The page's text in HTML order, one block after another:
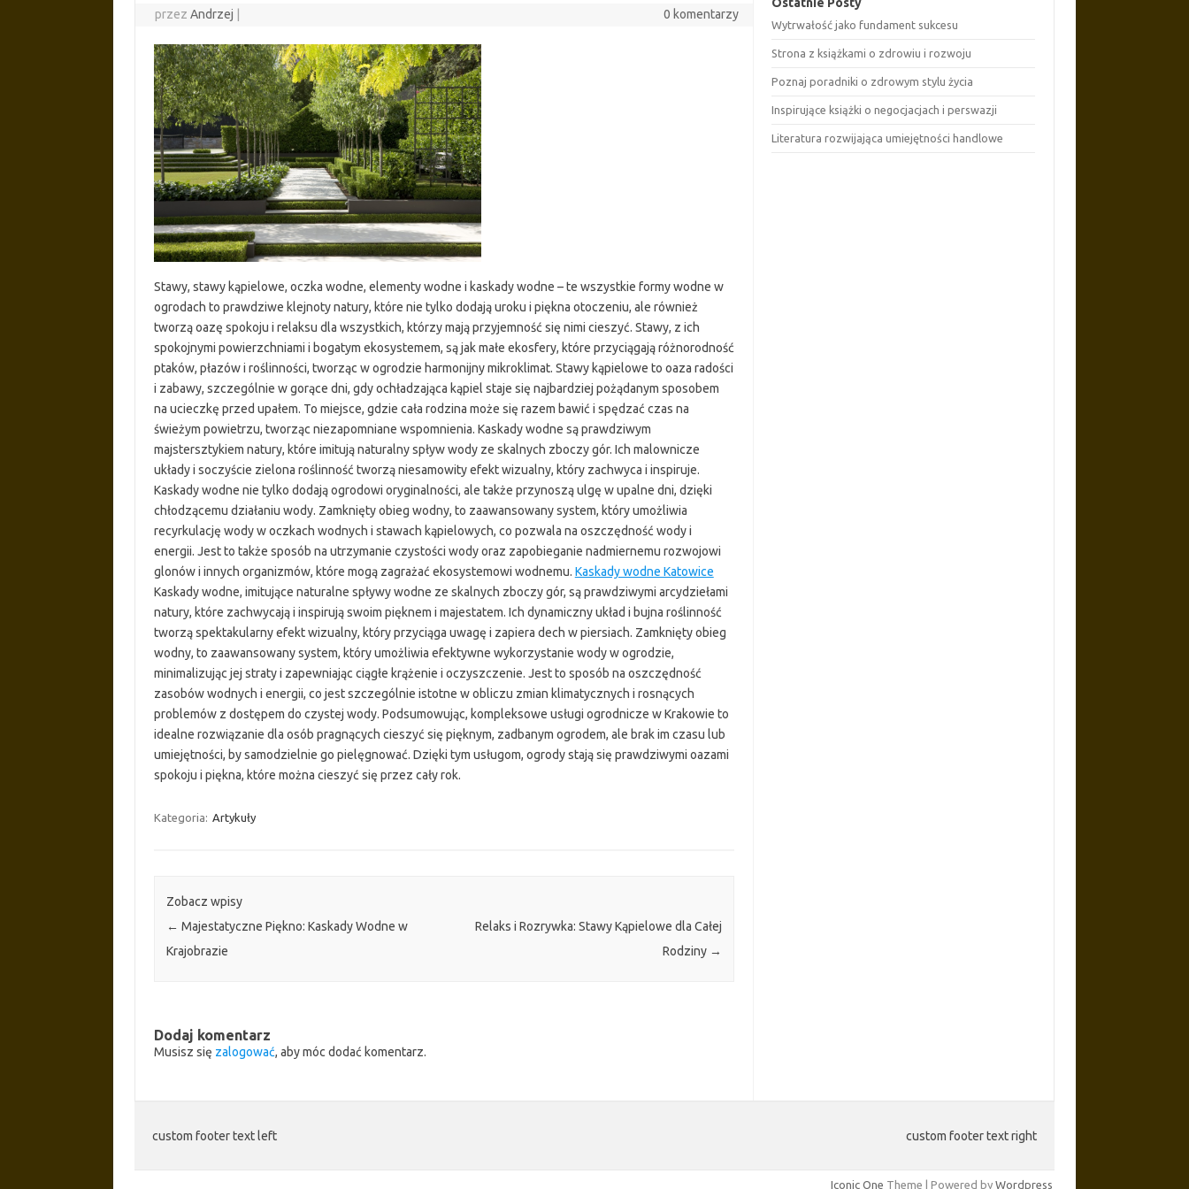
przezAndrzej 0 komentarzy
Stawy, stawy kąpielowe, oczka wodne, elementy wodne i kaskady wodne – te wszystkie formy wodne w
ogrodach to prawdziwe klejnoty natury, które nie tylko dodają uroku i piękna otoczeniu, ale również
tworzą oazę spokoju i relaksu dla wszystkich, którzy mają przyjemność się nimi cieszyć. Stawy, z ich
spokojnymi powierzchniami i bogatym ekosystemem, są jak małe ekosfery, które przyciągają różnorodność
ptaków, płazów i roślinności, tworząc w ogrodzie harmonijny mikroklimat. Stawy kąpielowe to oaza radości
i zabawy, szczególnie w gorące dni, gdy ochładzająca kąpiel staje się najbardziej pożądanym sposobem
na ucieczkę przed upałem. To miejsce, gdzie cała rodzina może się razem bawić i spędzać czas na
świeżym powietrzu, tworząc niezapomniane wspomnienia. Kaskady wodne są prawdziwym
majstersztykiem natury, które imitują naturalny spływ wody ze skalnych zboczy gór. Ich malownicze
układy i soczyście zielona roślinność tworzą niesamowity efekt wizualny, który zachwyca i inspiruje.
Kaskady wodne nie tylko dodają ogrodowi oryginalności, ale także przynoszą ulgę w upalne dni, dzięki
chłodzącemu działaniu wody. Zamknięty obieg wodny, to zaawansowany system, który umożliwia
recyrkulację wody w oczkach wodnych i stawach kąpielowych, co pozwala na oszczędność wody i
energii. Jest to także sposób na utrzymanie czystości wody oraz zapobieganie nadmiernemu rozwojowi
glonów i innych organizmów, które mogą zagrażać ekosystemowi wodnemu. Kaskady wodne Katowice
Kaskady wodne, imitujące naturalne spływy wodne ze skalnych zboczy gór, są prawdziwymi arcydziełami
natury, które zachwycają i inspirują swoim pięknem i majestatem. Ich dynamiczny układ i bujna roślinność
tworzą spektakularny efekt wizualny, który przyciąga uwagę i zapiera dech w piersiach. Zamknięty obieg
wodny, to zaawansowany system, który umożliwia efektywne wykorzystanie wody w ogrodzie,
minimalizując jej straty i zapewniając ciągłe krążenie i oczyszczenie. Jest to sposób na oszczędność
zasobów wodnych i energii, co jest szczególnie istotne w obliczu zmian klimatycznych i rosnących
problemów z dostępem do czystej wody. Podsumowując, kompleksowe usługi ogrodnicze w Krakowie to
idealne rozwiązanie dla osób pragnących cieszyć się pięknym, zadbanym ogrodem, ale brak im czasu lub
umiejętności, by samodzielnie go pielęgnować. Dzięki tym usługom, ogrody stają się prawdziwymi oazami
spokoju i piękna, które można cieszyć się przez cały rok.
Kategoria: Artykuły
Zobacz wpisy
← Majestatyczne Piękno: Kaskady Wodne w
Krajobrazie
Relaks i Rozrywka: Stawy Kąpielowe dla Całej
Rodziny →
Dodaj komentarz
Musisz się zalogować, aby móc dodać komentarz.
Wytrwałość jako fundament sukcesu
Strona z książkami o zdrowiu i rozwoju
Poznaj poradniki o zdrowym stylu życia
Inspirujące książki o negocjacjach i perswazji
Literatura rozwijająca umiejętności handlowe
custom footer text left custom footer text right
Iconic One Theme | Powered by Wordpress